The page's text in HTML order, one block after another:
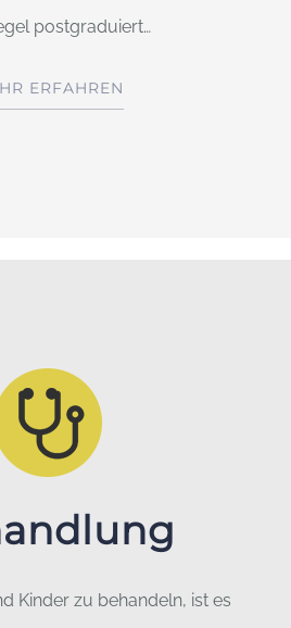
postgraduiert…
ERFAHREN
Kinder zu behandeln, ist es